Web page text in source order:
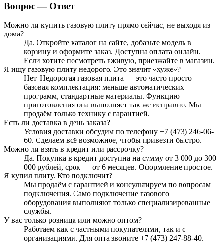
Вопрос — Ответ
Можно ли купить газовую плиту прямо сейчас, не выходя из
дома?
Да. Откройте каталог на сайте, добавьте модель в
корзину и оформите заказ. Доступна оплата онлайн.
Если хотите посмотреть вживую, приезжайте в магазин.
Я ищу газовую плиту недорого. Это значит «хуже»?
Нет. Недорогая газовая плита — это часто просто
базовая комплектация: меньше автоматических
программ, стандартные материалы. Функцию
приготовления она выполняет так же исправно. Мы
продаём только технику с гарантией.
Есть ли доставка в день заказа?
Условия доставки обсудим по телефону +7 (473) 246-06-
60. Сделаем всё возможное, чтобы привезти быстро.
Можно ли взять в кредит или рассрочку?
Да. Покупка в кредит доступна на сумму от 3 000 до 300
000 рублей, срок — от 6 месяцев. Оформление простое.
Я купил плиту. Кто подключит?
Мы продаём с гарантией и консультируем по вопросам
подключения. Само подключение газового
оборудования выполняют только специализированные
службы.
У вас только розница или можно оптом?
Работаем как с частными покупателями, так и с
организациями. Для опта звоните +7 (473) 247-88-40.